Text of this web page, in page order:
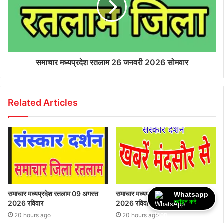
समाचार मध्यप्रदेश रतलाम 26 जनवरी 2026 सोमवार
Related Articles
समाचार मध्यप्रदेश रतलाम 09 अगस्त
2026 रविवार
20 hours ago
समाचार मध्यप्रदेश मंदसौर 09 अगस्त
2026 रविवार
20 hours ago
Whatsapp
ज्वॉइन करें